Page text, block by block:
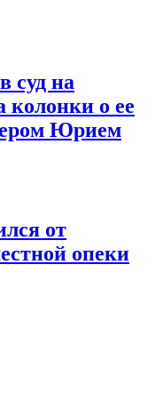
суд на
колонки о ее
Юрием
от
опеки